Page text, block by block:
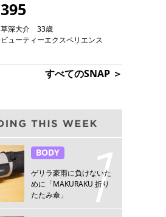
395
草深大介 33歳
ビューティーエクスペリエンス
すべてのSNAP ＞
BODY
ゲリラ豪雨に負けないた
めに「MAKURAKU 折り
たたみ傘」